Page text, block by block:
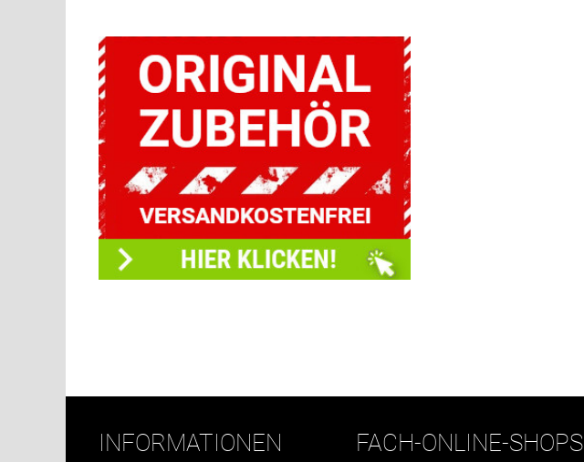
INFORMATIONEN FACH-ONLINE-SHOPS